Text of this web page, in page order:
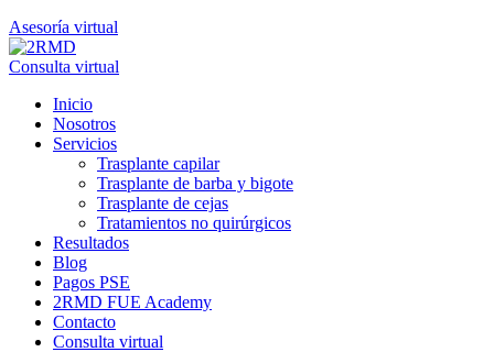
Asesoría virtual
Consulta virtual
Inicio
Nosotros
Servicios
Trasplante capilar
Trasplante de barba y bigote
Trasplante de cejas
Tratamientos no quirúrgicos
Resultados
Blog
Pagos PSE
2RMD FUE Academy
Contacto
Consulta virtual